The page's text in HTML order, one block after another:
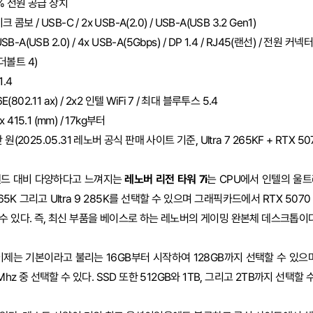
원 공급 장치
크 콤보 / USB-C / 2x USB-A(2.0) / USB-A(USB 3.2 Gen1)
A(USB 2.0) / 4x USB-A(5Gbps) / DP 1.4 / RJ45(랜선) / 전원 커넥
볼트 4)
ax) / 2x2 인텔 WiFi 7 / 최대 블루투스 5.4
415.1 (mm) / 17kg부터
원(2025.05.31 레노버 공식 판매 사이트 기준, Ultra 7 265KF + RTX
대비 다양하다고 느껴지는레노버 리전 타워 7i는 CPU에서 인텔의 울
그리고 Ultra 9 285K를 선택할 수 있으며 그래픽카드에서 RTX
있다. 즉, 최신 부품을 베이스로 하는 레노버의 게이밍 완본체 데스크톱이
는 기본이라고 불리는 16GB부터 시작하여 128GB까지 선택할 수 있으
중 선택할 수 있다. SSD 또한 512GB와 1TB, 그리고 2TB까지 선택할